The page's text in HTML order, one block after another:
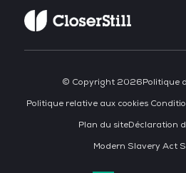
© Copyright 2026Politique
Politique relative aux cookies
Plan du siteDéclaration
Modern Slavery Act